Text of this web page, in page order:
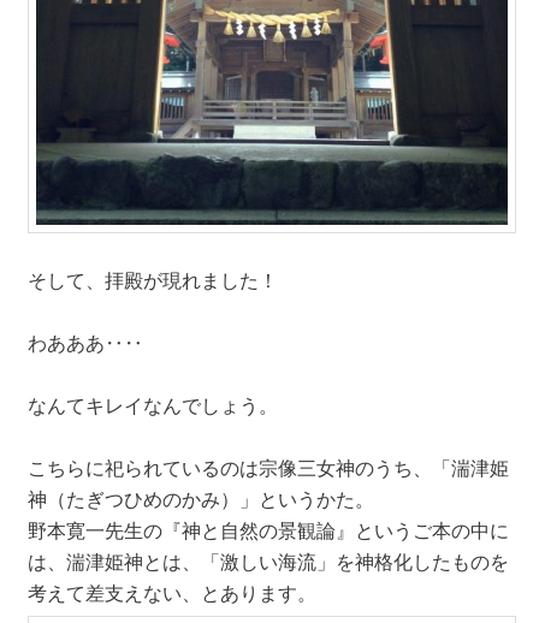
そして、拝殿が現れました！
わあああ‥‥
なんてキレイなんでしょう。
こちらに祀られているのは宗像三女神のうち、「湍津姫
神（たぎつひめのかみ）」というかた。
野本寛一先生の『神と自然の景観論』というご本の中に
は、湍津姫神とは、「激しい海流」を神格化したものを
考えて差支えない、とあります。